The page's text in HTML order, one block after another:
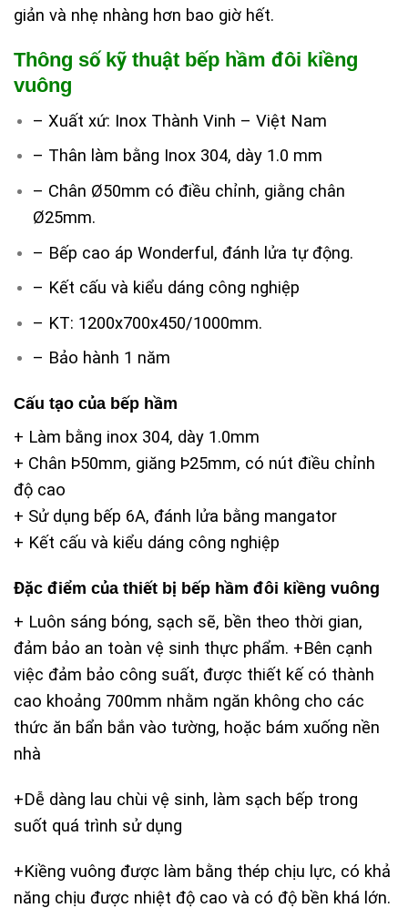
giản và nhẹ nhàng hơn bao giờ hết.
Thông số kỹ thuật bếp hầm đôi kiềng
vuông
– Xuất xứ: Inox Thành Vinh – Việt Nam
– Thân làm bằng Inox 304, dày 1.0 mm
– Chân Ø50mm có điều chỉnh, giằng chân
Ø25mm.
– Bếp cao áp Wonderful, đánh lửa tự động.
– Kết cấu và kiểu dáng công nghiệp
– KT: 1200x700x450/1000mm.
– Bảo hành 1 năm
Cấu tạo của bếp hầm
+ Làm bằng inox 304, dày 1.0mm
+ Chân Þ50mm, giăng Þ25mm, có nút điều chỉnh
độ cao
+ Sử dụng bếp 6A, đánh lửa bằng mangator
+ Kết cấu và kiểu dáng công nghiệp
Đặc điểm của thiết bị bếp hầm đôi kiềng vuông
+ Luôn sáng bóng, sạch sẽ, bền theo thời gian,
đảm bảo an toàn vệ sinh thực phẩm. +Bên cạnh
việc đảm bảo công suất, được thiết kế có thành
cao khoảng 700mm nhằm ngăn không cho các
thức ăn bẩn bắn vào tường, hoặc bám xuống nền
nhà
+Dễ dàng lau chùi vệ sinh, làm sạch bếp trong
suốt quá trình sử dụng
+Kiềng vuông được làm bằng thép chịu lực, có khả
năng chịu được nhiệt độ cao và có độ bền khá lớn.